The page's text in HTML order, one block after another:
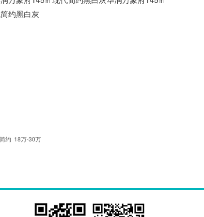
约黑白灰
简约 18万-30万